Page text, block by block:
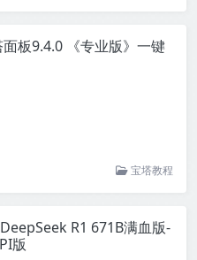
板9.4.0 《专业版》一键
宝塔教程
R1 671B满血版-
版